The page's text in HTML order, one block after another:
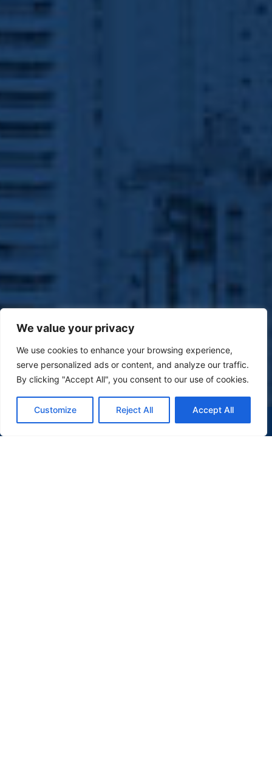
We value your privacy
We use cookies to enhance your browsing experience,
serve personalized ads or content, and analyze our traffic.
By clicking "Accept All", you consent to our use of cookies.
Customize Reject All Accept All
(47) 9 9977-7630